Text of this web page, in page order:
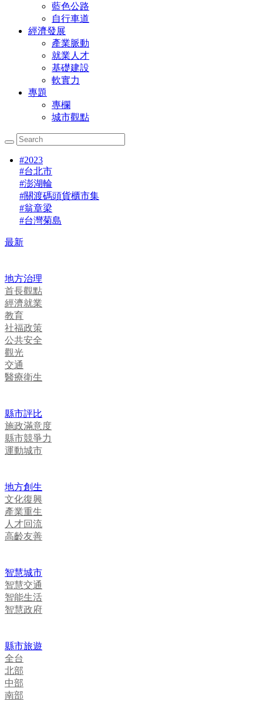
藍色公路
自行車道
經濟發展
產業脈動
就業人才
基礎建設
軟實力
專題
專欄
城市觀點
#2023
#台北市
#澎湖輪
#關渡碼頭貨櫃市集
#翁章梁
#台灣菊島
最新
地方治理
首長觀點
經濟就業
教育
社福政策
公共安全
觀光
交通
醫療衛生
縣市評比
施政滿意度
縣市競爭力
運動城市
地方創生
文化復興
產業重生
人才回流
高齡友善
智慧城市
智慧交通
智能生活
智慧政府
縣市旅遊
全台
北部
中部
南部